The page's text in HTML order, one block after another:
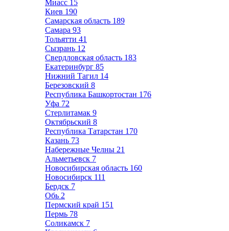
Миасс 15
Киев 190
Самарская область 189
Самара 93
Тольятти 41
Сызрань 12
Свердловская область 183
Екатеринбург 85
Нижний Тагил 14
Березовский 8
Республика Башкортостан 176
Уфа 72
Стерлитамак 9
Октябрьский 8
Республика Татарстан 170
Казань 73
Набережные Челны 21
Альметьевск 7
Новосибирская область 160
Новосибирск 111
Бердск 7
Обь 2
Пермский край 151
Пермь 78
Соликамск 7